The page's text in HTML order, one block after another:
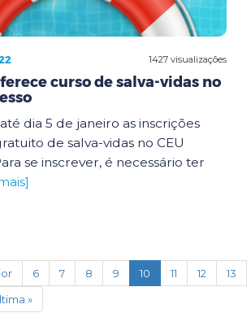
1427 visualizações
curso de salva-vidas no
dia 5 de janeiro as inscrições
de salva-vidas no CEU
se inscrever, é necessário ter
6 7 8 9 10 (current)
11 12
13
»